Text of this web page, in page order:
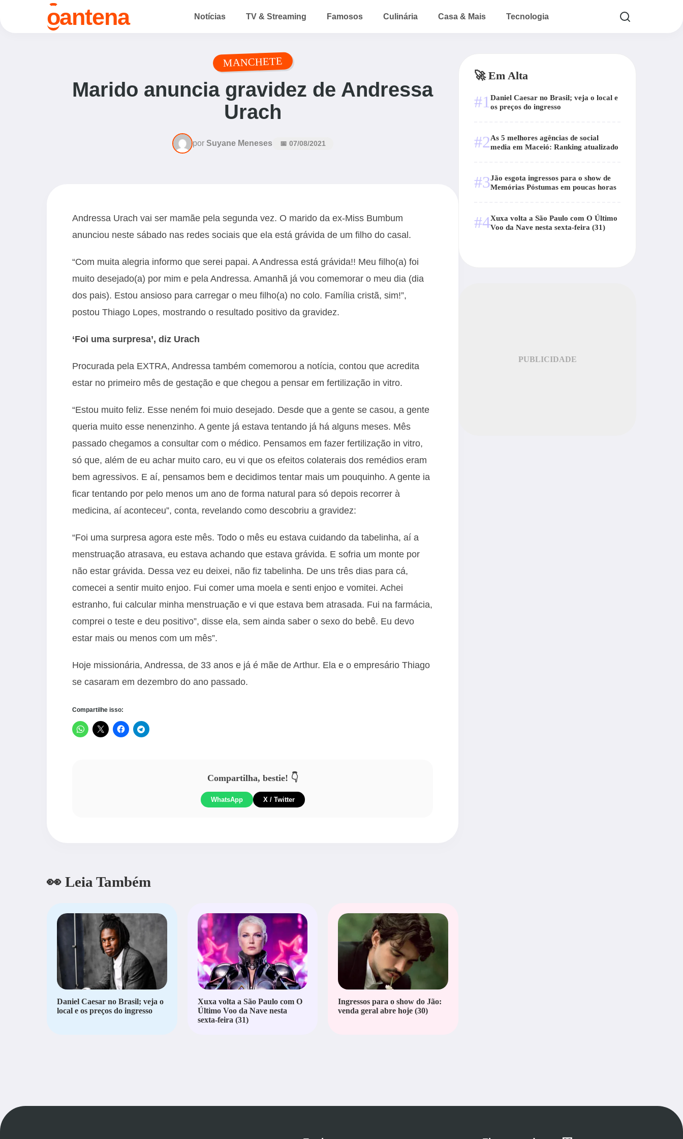
oantena Notícias TV & Streaming Famosos Culinária Casa & Mais Tecnologia
MANCHETE
Marido anuncia gravidez de Andressa
Urach
por Suyane Meneses 📅 07/08/2021
Andressa Urach vai ser mamãe pela segunda vez. O marido da ex-Miss Bumbum
anunciou neste sábado nas redes sociais que ela está grávida de um filho do casal.
“Com muita alegria informo que serei papai. A Andressa está grávida!! Meu filho(a) foi
muito desejado(a) por mim e pela Andressa. Amanhã já vou comemorar o meu dia (dia
dos pais). Estou ansioso para carregar o meu filho(a) no colo. Família cristã, sim!”,
postou Thiago Lopes, mostrando o resultado positivo da gravidez.
‘Foi uma surpresa’, diz Urach
Procurada pela EXTRA, Andressa também comemorou a notícia, contou que acredita
estar no primeiro mês de gestação e que chegou a pensar em fertilização in vitro.
“Estou muito feliz. Esse neném foi muio desejado. Desde que a gente se casou, a gente
queria muito esse nenenzinho. A gente já estava tentando já há alguns meses. Mês
passado chegamos a consultar com o médico. Pensamos em fazer fertilização in vitro,
só que, além de eu achar muito caro, eu vi que os efeitos colaterais dos remédios eram
bem agressivos. E aí, pensamos bem e decidimos tentar mais um pouquinho. A gente ia
ficar tentando por pelo menos um ano de forma natural para só depois recorrer à
medicina, aí aconteceu”, conta, revelando como descobriu a gravidez:
“Foi uma surpresa agora este mês. Todo o mês eu estava cuidando da tabelinha, aí a
menstruação atrasava, eu estava achando que estava grávida. E sofria um monte por
não estar grávida. Dessa vez eu deixei, não fiz tabelinha. De uns três dias para cá,
comecei a sentir muito enjoo. Fui comer uma moela e senti enjoo e vomitei. Achei
estranho, fui calcular minha menstruação e vi que estava bem atrasada. Fui na farmácia,
comprei o teste e deu positivo”, disse ela, sem ainda saber o sexo do bebê. Eu devo
estar mais ou menos com um mês”.
Hoje missionária, Andressa, de 33 anos e já é mãe de Arthur. Ela e o empresário Thiago
se casaram em dezembro do ano passado.
Compartilhe isso:
Compartilha, bestie! 👇
WhatsApp X / Twitter
👀 Leia Também
Daniel Caesar no Brasil; veja o
local e os preços do ingresso
Xuxa volta a São Paulo com O
Último Voo da Nave nesta
sexta-feira (31)
Ingressos para o show do Jão:
venda geral abre hoje (30)
🚀 Em Alta
#1 Daniel Caesar no Brasil; veja o local e
os preços do ingresso
#2As 5 melhores agências de social
media em Maceió: Ranking atualizado
#3Jão esgota ingressos para o show de
Memórias Póstumas em poucas horas
#4Xuxa volta a São Paulo com O Último
Voo da Nave nesta sexta-feira (31)
PUBLICIDADE